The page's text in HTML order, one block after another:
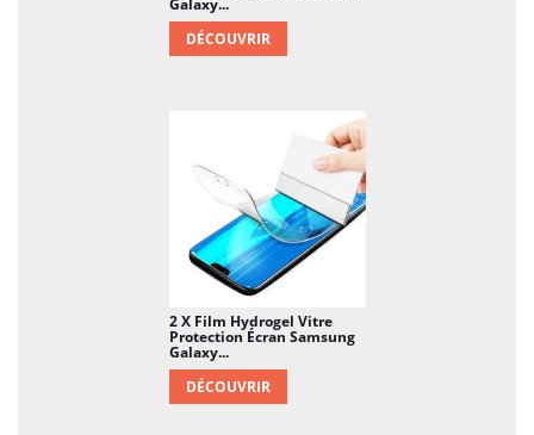
Galaxy...
DÉCOUVRIR
2 X Film Hydrogel Vitre
Protection Écran Samsung
Galaxy...
DÉCOUVRIR